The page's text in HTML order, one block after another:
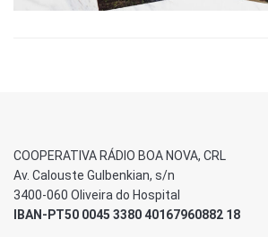
COOPERATIVA RÁDIO BOA NOVA, CRL
Av. Calouste Gulbenkian, s/n
3400-060 Oliveira do Hospital
IBAN-PT50 0045 3380 40167960882 18